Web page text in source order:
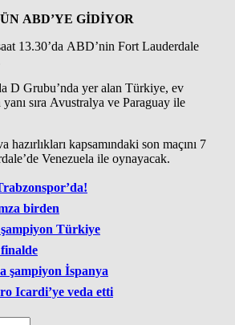
ABD’YE GİDİYOR
13.30’da ABD’nin Fort Lauderdale
D Grubu’nda yer alan Türkiye, ev
sıra Avustralya ve Paraguay ile
hazırlıkları kapsamındaki son maçını 7
Venezuela ile oynayacak.
birden
Türkiye
şampiyon İspanya
Icardi’ye veda etti